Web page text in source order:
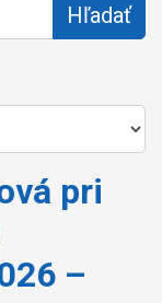
Hľadať
pri
–